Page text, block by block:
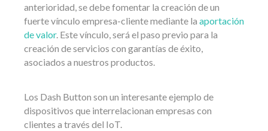
anterioridad, se debe fomentar la creación de un
fuerte vínculo empresa-cliente mediante la aportación
de valor. Este vínculo, será el paso previo para la
creación de servicios con garantías de éxito,
asociados a nuestros productos.
Los Dash Button son un interesante ejemplo de
dispositivos que interrelacionan empresas con
clientes a través del IoT.